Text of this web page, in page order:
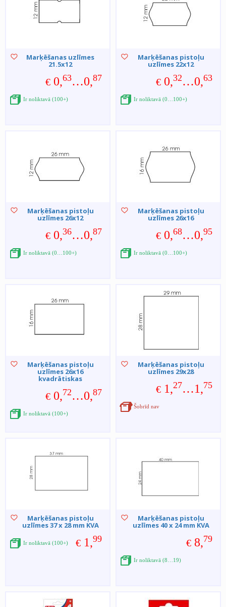
Marķēšanas uzlīmes
21.5x12
€ 0,63…0,87
Ir noliktavā (100+)
Marķēšanas pistoļu
uzlīmes 22x12
€ 0,32…0,63
Ir noliktavā (0…100+)
Marķēšanas pistoļu
uzlīmes 26x12
€ 0,36…0,87
Ir noliktavā (0…100+)
Marķēšanas pistoļu
uzlīmes 26x16
€ 0,68…0,95
Ir noliktavā (0…100+)
Marķēšanas pistoļu
uzlīmes 26x16
kvadrātiskas
€ 0,72…0,87
Ir noliktavā (100+)
Marķēšanas pistoļu
uzlīmes 29x28
€ 1,27…1,75
Šobrīd nav
Marķēšanas pistoļu
uzlīmes 37 x 28 mm KVA
€ 1,99
Ir noliktavā (100+)
Marķēšanas pistoļu
uzlīmes 40 x 24 mm KVA
€ 8,79
Ir noliktavā (8…19)